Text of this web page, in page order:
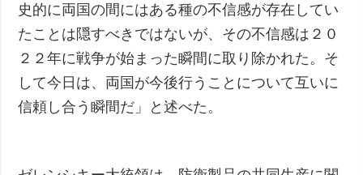
史的に両国の間にはある種の不信感が存在してい
たことは隠すべきではないが、その不信感は２０
２２年に戦争が始まった瞬間に取り除かれた。そ
して今日は、両国が今後行うことについて互いに
信頼し合う瞬間だ」と述べた。